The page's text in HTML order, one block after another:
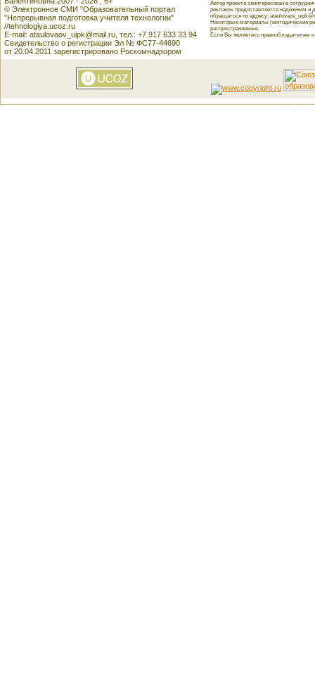
© Электронное СМИ "Образовательный портал
"Непрерывная подготовка учителя технологии"
//tehnologiya.ucoz.ru
E-mail: ataulovaov_uipk@mail.ru, тел.: +7 917 633 33 94
Свидетельство о регистрации Эл № ФС77-44690
от 20.04.2011 зарегистрировано Роскомнадзором
Автор проекта заинтересован в
рекламы предоставляется надёжным и
обращаться по адресу:
Некоторые материалы (методические
распространяемые.
Если Вы являетесь правообладателем